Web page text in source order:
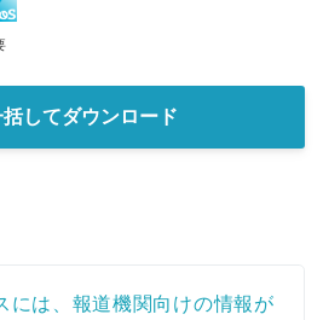
してダウンロード
には、報道機関向けの情報が